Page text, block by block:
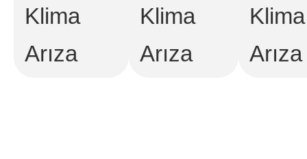
Klima
Arıza
Klima
Arıza
Klima
Arıza